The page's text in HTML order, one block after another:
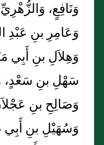
وَنَافِعٍ،
وَعَامِرِ بنِ عَبْدِ
وَهِلاَلِ بنِ أَبِي
سَهْلِ بنِ سَعْدٍ،
وَصَالِحِ بنِ
وَسُهَيْلِ بنِ